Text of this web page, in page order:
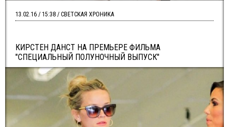
КИРСТЕН ДАНСТ НА ПРЕМЬЕРЕ ФИЛЬМА
"СПЕЦИАЛЬНЫЙ ПОЛУНОЧНЫЙ ВЫПУСК"
13.02.16 / 15:38 / СВЕТСКАЯ ХРОНИКА